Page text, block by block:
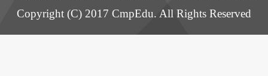
Copyright (C) 2017 CmpEdu. All Rights Reserved